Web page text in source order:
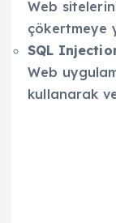
Web
çökertmeye
SQL
Web
kullanarak